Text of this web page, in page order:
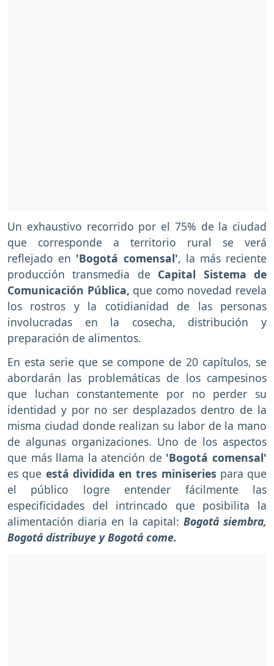
Un exhaustivo recorrido por el 75% de la ciudad
que corresponde a territorio rural se verá
reflejado en 'Bogotá comensal', la más reciente
producción transmedia de Capital Sistema de
Comunicación Pública, que como novedad revela
los rostros y la cotidianidad de las personas
involucradas en la cosecha, distribución y
preparación de alimentos.
En esta serie que se compone de 20 capítulos, se
abordarán las problemáticas de los campesinos
que luchan constantemente por no perder su
identidad y por no ser desplazados dentro de la
misma ciudad donde realizan su labor de la mano
de algunas organizaciones. Uno de los aspectos
que más llama la atención de 'Bogotá comensal'
es que está dividida en tres miniseries para que
el público logre entender fácilmente las
especificidades del intrincado que posibilita la
alimentación diaria en la capital: Bogotá siembra,
Bogotá distribuye y Bogotá come.